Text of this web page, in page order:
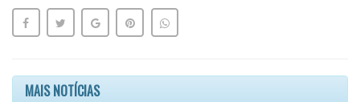
MAIS NOTÍCIAS